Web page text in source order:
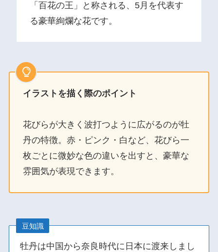
「百花の王」と称される、5月を代表す
る豪華絢爛な花です。
イラストを描く際のポイント
花びらが大きく波打つように広がるのが牡
丹の特徴。赤・ピンク・白など、花びら一
枚ごとに微妙な色の違いを出すと、豪華な
雰囲気が表現できます。
豆知識
牡丹は中国から奈良時代に日本に渡来しまし